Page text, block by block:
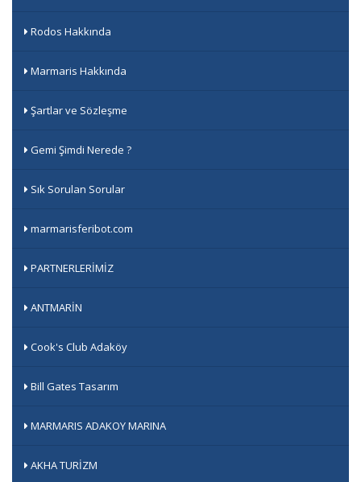
Rodos Hakkında
Marmaris Hakkında
Şartlar ve Sözleşme
Gemi Şimdi Nerede ?
Sık Sorulan Sorular
marmarisferibot.com
PARTNERLERİMİZ
ANTMARİN
Cook's Club Adaköy
Bill Gates Tasarım
MARMARIS ADAKOY MARINA
AKHA TURİZM